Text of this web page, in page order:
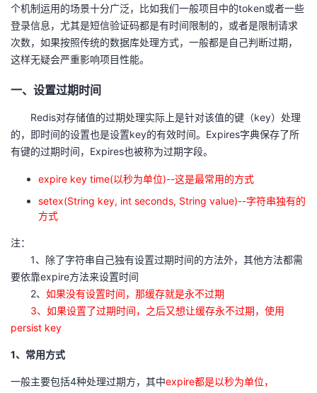
子
直
播
的
活
动
我
的
关
注
课
程
的
认
证
我
的
实
验
我
的
收
术
支
持
云
声
建
个机制运用的场景十分广泛，比如我们一般项目中的token或者一些
登录信息，尤其是短信验证码都是有时间限制的，或者是限制请求
次数，如果按照传统的数据库处理方式，一般都是自己判断过期，
这样无疑会严重影响项目性能。
一、设置过期时间
Redis对存储值的过期处理实际上是针对该值的键（key）处理
的，即时间的设置也是设置key的有效时间。Expires字典保存了所
有键的过期时间，Expires也被称为过期字段。
expire key time(以秒为单位)--这是最常用的方式
setex(String key, int seconds, String value)--字符串独有的
方式
注：
1、除了字符串自己独有设置过期时间的方法外，其他方法都需
要依靠expire方法来设置时间
2、 如果没有设置时间，那缓存就是永不过期
3、如果设置了过期时间，之后又想让缓存永不过期，使用
persist key
1、常用方式
一般主要包括4种处理过期方，其中expire都是以秒为单位，